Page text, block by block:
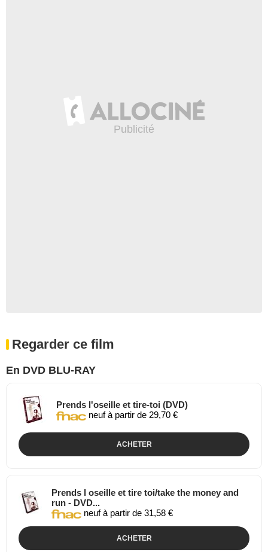
Regarder ce film
En DVD BLU-RAY
Prends l'oseille et tire-toi (DVD)
neuf à partir de 29,70 €
ACHETER
Prends l oseille et tire toi/take the money and
run - DVD...
neuf à partir de 31,58 €
ACHETER